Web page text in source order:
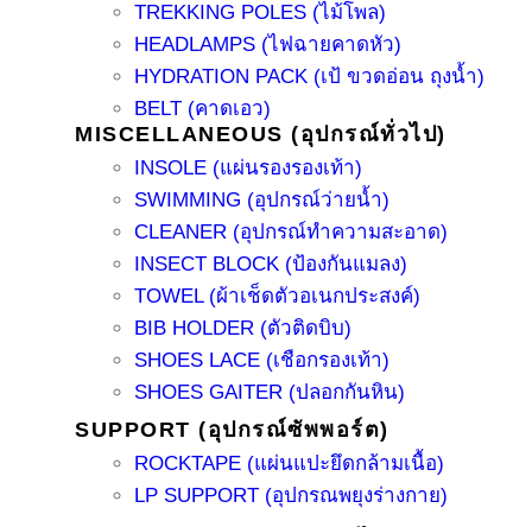
TREKKING POLES (ไม้โพล)
HEADLAMPS (ไฟฉายคาดหัว)
HYDRATION PACK (เป้ ขวดอ่อน ถุงน้ำ)
BELT (คาดเอว)
MISCELLANEOUS (อุปกรณ์ทั่วไป)
INSOLE (แผ่นรองรองเท้า)
SWIMMING (อุปกรณ์ว่ายน้ำ)
CLEANER (อุปกรณ์ทำความสะอาด)
INSECT BLOCK (ป้องกันแมลง)
TOWEL (ผ้าเช็ดตัวอเนกประสงค์)
BIB HOLDER (ตัวติดบิบ)
SHOES LACE (เชือกรองเท้า)
SHOES GAITER (ปลอกกันหิน)
SUPPORT (อุปกรณ์ซัพพอร์ต)
ROCKTAPE (แผ่นแปะยึดกล้ามเนื้อ)
LP SUPPORT (อุปกรณพยุงร่างกาย)